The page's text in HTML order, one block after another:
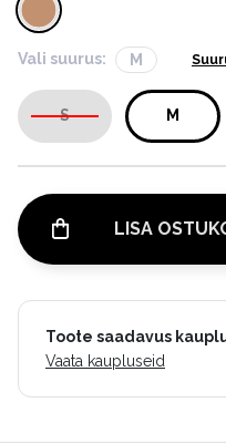
Vali suurus: M
S M
LISA
Toote saadavus
Vaata kaupluseid